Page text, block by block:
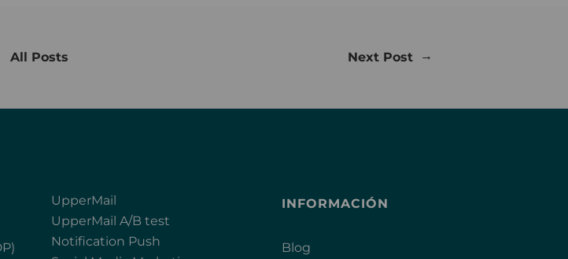
All Posts Next Post →
UpperMail
UpperMail A/B test
Notification Push
INFORMACIÓN
Blog